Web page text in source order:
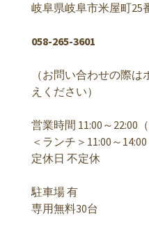
岐阜県岐阜市米屋町25
058-265-3601
（お問い合わせの際
えください）
営業時間 11:00～22:00（
＜ランチ＞11:00～14:00
定休日 不定休
駐車場 有
専用無料30台